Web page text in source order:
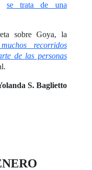
se trata de una
sobre Goya, la
recorridos
de las personas
S. Baglietto